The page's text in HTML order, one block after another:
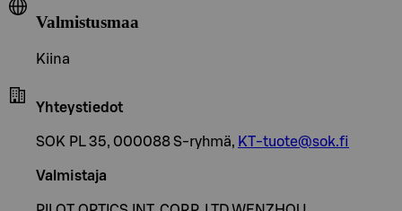
Valmistusmaa
Kiina
Yhteystiedot
SOK PL 35, 000088 S-ryhmä, KT-tuote@sok.fi
Valmistaja